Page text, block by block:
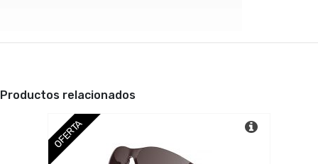
Productos relacionados
OFERTA